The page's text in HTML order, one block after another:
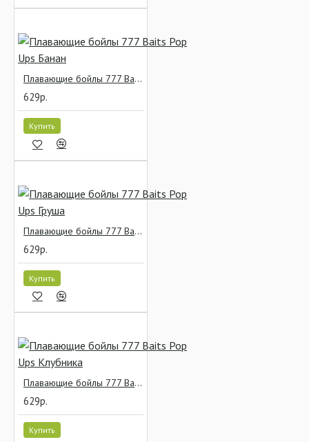
Плавающие бойлы 777 Baits Pop Ups Банан
629р.
Купить
Плавающие бойлы 777 Baits Pop Ups Груша
629р.
Купить
Плавающие бойлы 777 Baits Pop Ups Клубника
629р.
Купить